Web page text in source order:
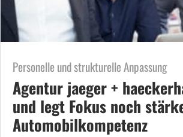
Personelle und strukturelle Anpassung
Agentur jaeger +
und legt Fokus noch
Automobilkompetenz